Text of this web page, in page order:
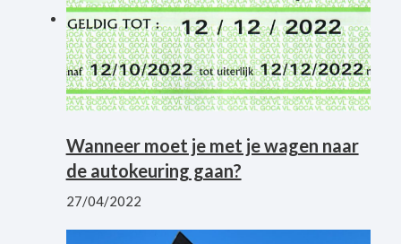
Wanneer moet je met je wagen naar
de autokeuring gaan?
27/04/2022